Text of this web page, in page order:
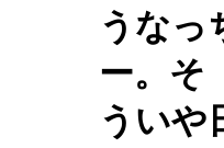
うなっ
ー。そ
ういや